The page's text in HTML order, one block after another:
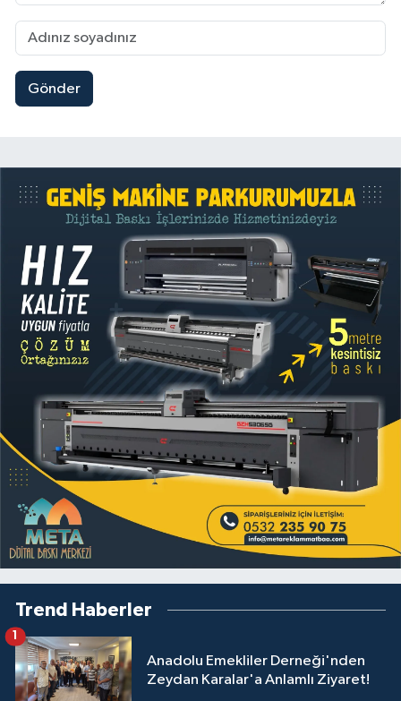
Gönder
Trend Haberler
Anadolu Emekliler Derneği'nden
Zeydan Karalar'a Anlamlı Ziyaret!
1